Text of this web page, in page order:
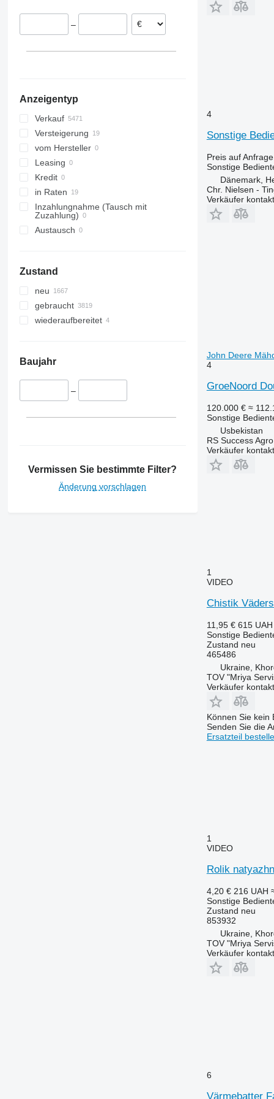
Tucano
Variant
1120
1890
1910
2030
2054
2064
2066
2130
2140
2850
3040
4720
4730
5115
6300
6400
7500
7610
Irland
Griechenland
–
Anzeigentyp
Verkauf
Versteigerung
vom Hersteller
Leasing
Kredit
in Raten
Inzahlungnahme (Tausch mit
Zuzahlung)
Austausch
Zustand
neu
gebraucht
wiederaufbereitet
Baujahr
–
Vermissen Sie bestimmte Filter?
Änderung vorschlagen
4
Sonstige
Preis auf Anfrage
Sonstige
Dänemark,
Chr. Nielsen -
Verkäufer
John Deere
4
GroeNoord
120.000 € ≈
Sonstige
Usbekistan
RS Success Agro
Verkäufer
1
VIDEO
Chistik
11,95 € 615 UAH
Sonstige
Zustand neu
465486
Ukraine,
TOV "Mriya
Verkäufer
Können Sie kein
Senden Sie die
Ersatzteil
1
VIDEO
Rolik
4,20 € 216 UAH
Sonstige
Zustand neu
853932
Ukraine,
TOV "Mriya
Verkäufer
6
Värmebatter